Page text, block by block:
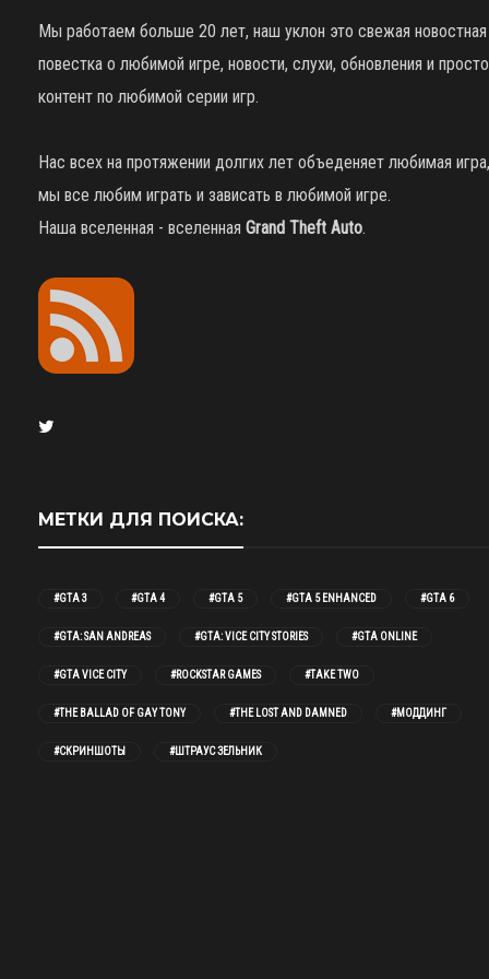
Мы работаем больше 20 лет, наш уклон это свежая новостная
повестка о любимой игре, новости, слухи, обновления и просто
контент по любимой серии игр.
Нас всех на протяжении долгих лет объеденяет любимая игра,
мы все любим играть и зависать в любимой игре.
Наша вселенная - вселенная Grand Theft Auto.
МЕТКИ ДЛЯ ПОИСКА:
#GTA 3 #GTA 4 #GTA 5 #GTA 5 ENHANCED #GTA 6
#GTA: SAN ANDREAS #GTA: VICE CITY STORIES #GTA ONLINE
#GTA VICE CITY #ROCKSTAR GAMES #TAKE TWO
#THE BALLAD OF GAY TONY #THE LOST AND DAMNED #МОДДИНГ
#СКРИНШОТЫ #ШТРАУС ЗЕЛЬНИК